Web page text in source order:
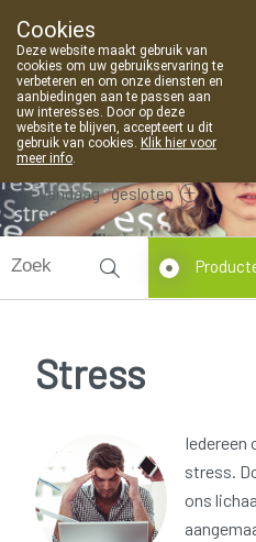
09 373 94
Vandaag gesloten
Stress
Iedereen
stress.
ons
Cookies
Deze website maakt gebruik van
cookies om uw gebruikservaring te
verbeteren en om onze diensten en
aanbiedingen aan te passen aan
uw interesses. Door op deze
website te blijven, accepteert u dit
gebruik van cookies. Klik hier voor
meer info.